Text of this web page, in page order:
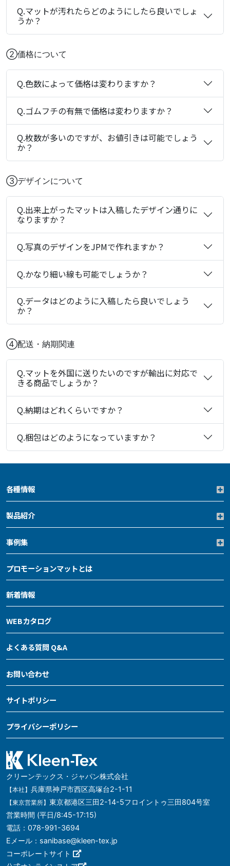
Q.マットが汚れたらどのようにしたら良いでしょ
うか？
②価格について
Q.色数によって価格は変わりますか？
Q.ゴムフチの有無で価格は変わりますか？
Q.枚数が多いのですが、お値引きは可能でしょう
か？
③デザインについて
Q.出来上がったマットは入稿したデザイン通りに
なりますか？
Q.写真のデザインをJPMで作れますか？
Q.かなり細い線も可能でしょうか？
Q.データはどのように入稿したら良いでしょう
か？
④配送・納期関連
Q.マットを外国に送りたいのですが輸出に対応で
きる商品でしょうか？
Q.納期はどれくらいですか？
Q.梱包はどのようになっていますか？
各種情報
製品紹介
事例集
プロモーションマットとは
新着情報
WEBカタログ
よくある質問 Q&A
お問い合わせ
サイトポリシー
プライバシーポリシー
クリーンテックス・ジャパン株式会社
【本社】 兵庫県神戸市西区高塚台2-1-11
【東京営業所】 東京都港区三田2-14-5フロイントゥ三田804号室
営業時間 (平日/8:45-17:15)
電話：078-991-3694
Eメール：sanibase@kleen-tex.jp
コーポレートサイト